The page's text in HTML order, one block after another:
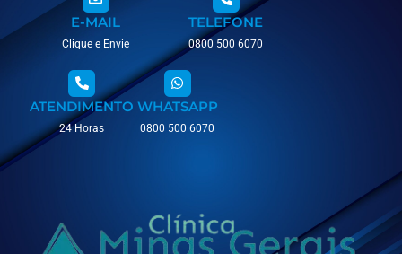
E-MAIL
Clique e Envie
TELEFONE
0800 500 6070
ATENDIMENTO
24 Horas
WHATSAPP
0800 500 6070